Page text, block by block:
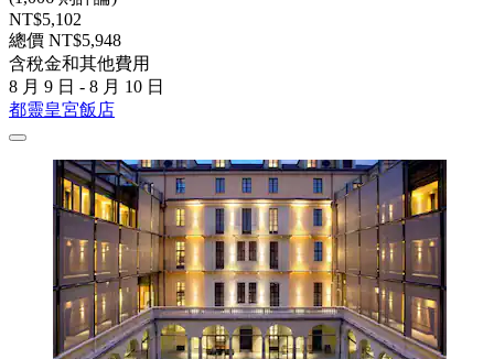
NT$5,102
總價 NT$5,948
含稅金和其他費用
8 月 9 日 - 8 月 10 日
都靈皇宮飯店